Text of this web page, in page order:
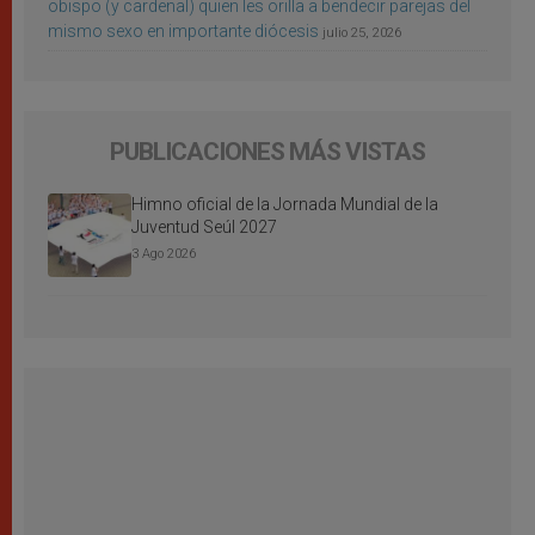
obispo (y cardenal) quien les orilla a bendecir parejas del
mismo sexo en importante diócesis julio 25, 2026
PUBLICACIONES MÁS VISTAS
Himno oficial de la Jornada Mundial de la
Juventud Seúl 2027
3 Ago 2026